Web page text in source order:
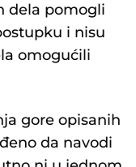
dela pomogli
i nisu
omogućili
gore opisanih
da navodi